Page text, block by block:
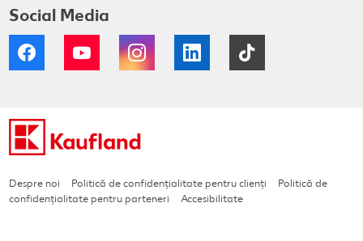
Social Media
Facebook YouTube Instagram LinkedIn
Despre noi Politică de confidențialitate pentru clienți
Politică de
confidențialitate pentru parteneri
Accesibilitate